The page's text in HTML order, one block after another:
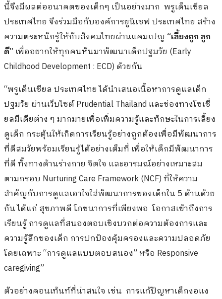
นี้จึงมีผลต่ออนาคตของเด็กๆ เป็นอย่างมาก พรูเด็นเชียล
ประเทศไทย จึงร่วมมือกับองค์การยูนิเซฟ ประเทศไทย สร้าง
ความตระหนักรู้ให้กับสังคมไทยผ่านแคมเปญ “เลี้ยงถูก ลูก
ดี” เพื่ออยากให้ทุกคนหันมาพัฒนาเด็กปฐมวัย (Early
Childhood Development : ECD) ด้วยกัน
“พรูเด็นเชียล ประเทศไทย ได้นำเสนอเนื้อหาการดูแลเด็ก
ปฐมวัย ผ่านเว็บไซต์Prudential Thailand และช่องทางโซเชี่
ยลมีเดียต่าง ๆ มากมายเพื่อเพิ่มความรู้และทักษะในการเลี้ยง
ดูเด็ก กระตุ้นให้เกิดการเรียนรู้อย่างถูกต้องเพื่อมีพัฒนาการ
ที่ดีสมวัยพร้อมเรียนรู้ได้อย่างเต็มที่ เพื่อให้เด็กมีพัฒนาการ
ที่ดี ทั้งทางด้านร่างกาย จิตใจ และอารมณ์อย่างเหมาะสม
ตามกรอบ Nurturing Care Framework (NCF)ที่ให้ความ
สำคัญกับการดูแลเอาใจใส่พัฒนาการของเด็กใน 5 ด้านด้วย
กัน ได้แก่ สุขภาพดี โภชนาการที่เพียงพอ โอกาสเข้าถึงการ
เรียนรู้ การดูแลที่สนองตอบเชิงบวกต่อความต้องการและ
ความรู้สึกของเด็ก การปกป้องคุ้มครองและความปลอดภัย
โดยเฉพาะ “การดูแลแบบตอบสนอง” หรือ Responsive
caregiving”
ตัวอย่างคอนเท้นท์ที่น่าสนใจ เช่น การแก้ปัญหาเด็กงอแง